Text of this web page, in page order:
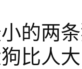
的两
比人